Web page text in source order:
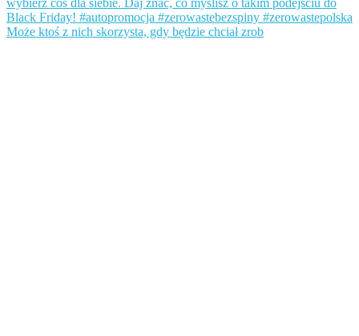
Może ktoś z nich skorzysta, gdy będzie chciał zrob